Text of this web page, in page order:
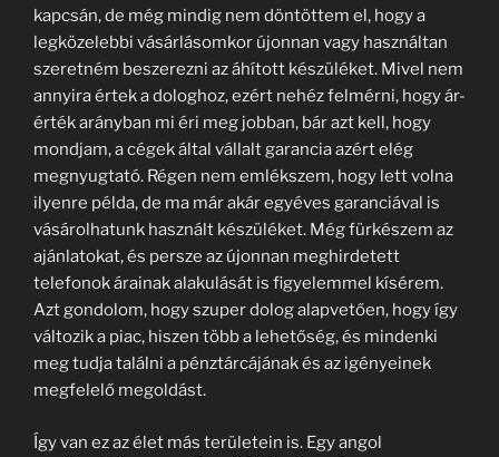
kapcsán, de még mindig nem döntöttem el, hogy a
legközelebbi vásárlásomkor újonnan vagy használtan
szeretném beszerezni az áhított készüléket. Mivel nem
annyira értek a dologhoz, ezért nehéz felmérni, hogy ár-
érték arányban mi éri meg jobban, bár azt kell, hogy
mondjam, a cégek által vállalt garancia azért elég
megnyugtató. Régen nem emlékszem, hogy lett volna
ilyenre példa, de ma már akár egyéves garanciával is
vásárolhatunk használt készüléket. Még fürkészem az
ajánlatokat, és persze az újonnan meghirdetett
telefonok árainak alakulását is figyelemmel kísérem.
Azt gondolom, hogy szuper dolog alapvetően, hogy így
változik a piac, hiszen több a lehetőség, és mindenki
meg tudja találni a pénztárcájának és az igényeinek
megfelelő megoldást.
Így van ez az élet más területein is. Egy angol